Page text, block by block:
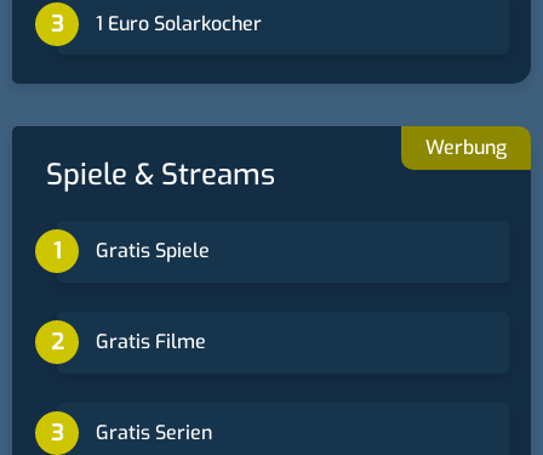
1 Euro Solarkocher
Spiele & Streams
Gratis Spiele
Gratis Filme
Gratis Serien